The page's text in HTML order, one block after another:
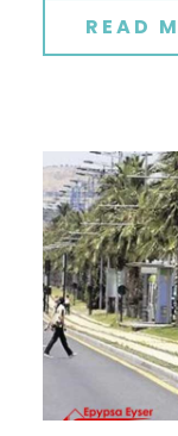
READ